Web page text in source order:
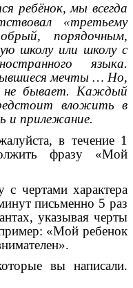
ребёнок, мы всегда
«третьему
порядочным,
школу или школу с
языка.
мечты … Но,
бывает. Каждый
вложить в
и прилежание.
в течение 1
фразу «Мой
чертами характера
письменно 5 раз
указывая черты
«Мой ребенок
вы написали.